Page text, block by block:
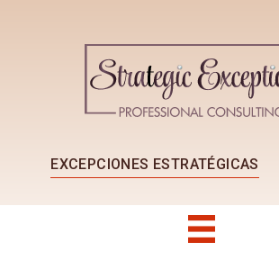
EXCEPCIONES ESTRATÉGICAS